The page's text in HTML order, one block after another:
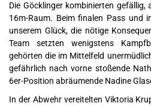
Die Göcklinger kombinierten
16m-Raum. Beim finalen Pass und
unserem Glück, die nötige
Team setzten wenigstens
gehörten die im Mittelfeld
gefährlich nach vorne stoßende
6er-Position abräumende Nadine
In der Abwehr vereitelten Viktoria